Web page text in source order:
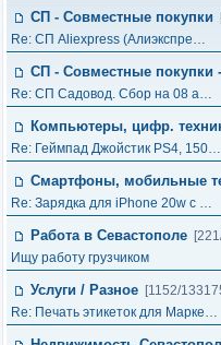
СП - Совместные покупки
Re: СП Aliexpress (Алиэкспре…
СП - Совместные покупки
Re: СП Садовод. Сбор на 08 а…
Компьютеры, цифр.
Re: Геймпад Джoйcтик PS4, 150…
Смартфоны, мобильные
Re: Зарядка для iPhone 20w с …
Работа в Севастополе
Ищу работу грузчиком
Услуги / Разное [1152/
Re: Печать этикеток для Марке…